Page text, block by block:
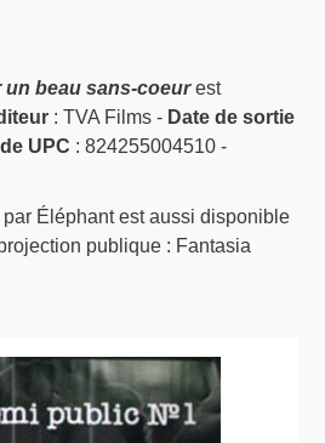
un beau sans-coeurest
: TVA Films - Date de sortie
UPC : 824255004510 -
Éléphant est aussi disponible
publique : Fantasia